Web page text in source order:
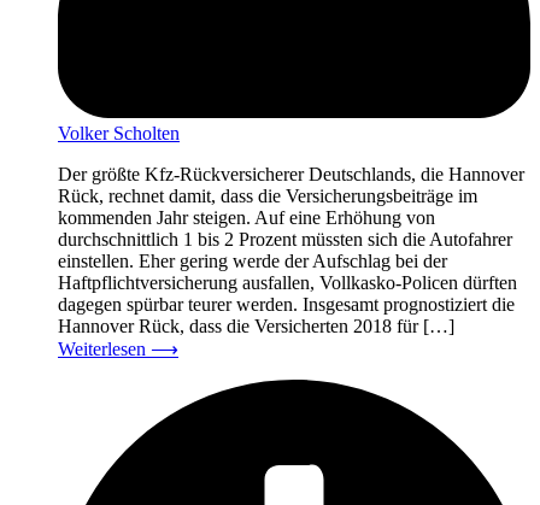
Volker Scholten
Der größte Kfz-Rückversicherer Deutschlands, die Hannover
Rück, rechnet damit, dass die Versicherungsbeiträge im
kommenden Jahr steigen. Auf eine Erhöhung von
durchschnittlich 1 bis 2 Prozent müssten sich die Autofahrer
einstellen. Eher gering werde der Aufschlag bei der
Haftpflichtversicherung ausfallen, Vollkasko-Policen dürften
dagegen spürbar teurer werden. Insgesamt prognostiziert die
Hannover Rück, dass die Versicherten 2018 für […]
Weiterlesen ⟶